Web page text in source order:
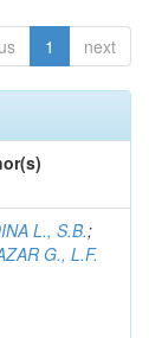
1 next
L., S.B.;
G., L.F.